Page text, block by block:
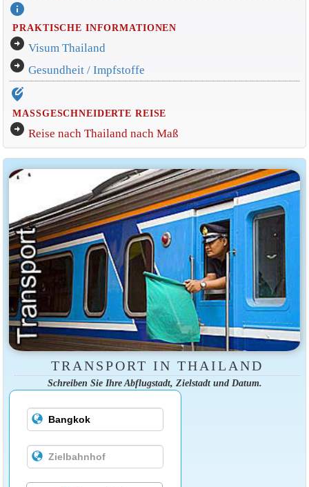
info
PRAKTISCHE INFORMATIONEN
arrow_circle_right Visum Thailand
arrow_circle_right Gesundheit / Impfstoffe
edit_location_alt
MASSGESCHNEIDERTE REISE
arrow_circle_right Reise nach Thailand nach Maß
TRANSPORT IN THAILAND
Schreiben Sie Ihre Abflugstadt, Zielstadt und Datum.